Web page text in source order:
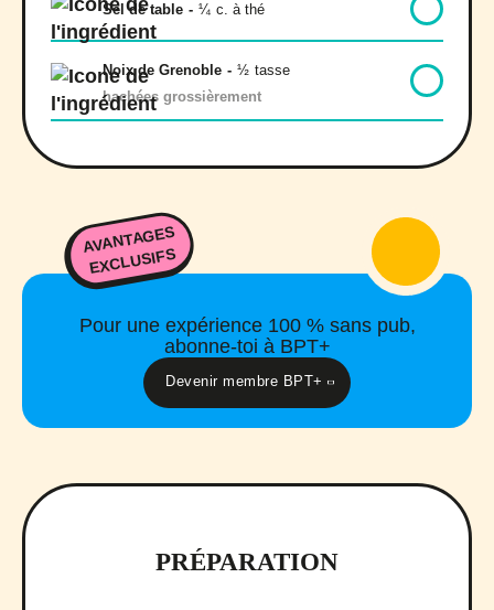
Sel de table - ¼ c. à thé
Noix de Grenoble - ½ tasse
hachées grossièrement
AVANTAGES
EXCLUSIFS
Pour une expérience 100 % sans pub,
abonne-toi à BPT+
Devenir membre BPT+
PRÉPARATION